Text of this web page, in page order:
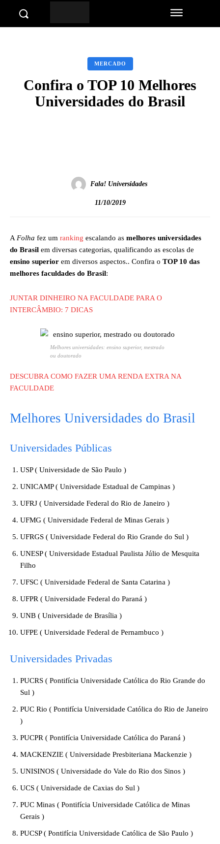
MERCADO
Confira o TOP 10 Melhores
Universidades do Brasil
Fala! Universidades
11/10/2019
A Folha fez um ranking escalando as melhores universidades
do Brasil em diversas categorias, qualificando as escolas de
ensino superior em diversos aspectos.. Confira o TOP 10 das
melhores faculdades do Brasil:
JUNTAR DINHEIRO NA FACULDADE PARA O
INTERCÂMBIO: 7 DICAS
Melhores universidades: ensino superior, mestrado
ou doutorado
DESCUBRA COMO FAZER UMA RENDA EXTRA NA
FACULDADE
Melhores Universidades do Brasil
Universidades Públicas
USP ( Universidade de São Paulo )
UNICAMP ( Universidade Estadual de Campinas )
UFRJ ( Universidade Federal do Rio de Janeiro )
UFMG ( Universidade Federal de Minas Gerais )
UFRGS ( Universidade Federal do Rio Grande do Sul )
UNESP ( Universidade Estadual Paulista Júlio de Mesquita
Filho
UFSC ( Universidade Federal de Santa Catarina )
UFPR ( Universidade Federal do Paraná )
UNB ( Universidade de Brasília )
UFPE ( Universidade Federal de Pernambuco )
Universidades Privadas
PUCRS ( Pontifícia Universidade Católica do Rio Grande do
Sul )
PUC Rio ( Pontifícia Universidade Católica do Rio de Janeiro
)
PUCPR ( Pontifícia Universidade Católica do Paraná )
MACKENZIE ( Universidade Presbiteriana Mackenzie )
UNISINOS ( Universidade do Vale do Rio dos Sinos )
UCS ( Universidade de Caxias do Sul )
PUC Minas ( Pontifícia Universidade Católica de Minas
Gerais )
PUCSP ( Pontifícia Universidade Católica de São Paulo )